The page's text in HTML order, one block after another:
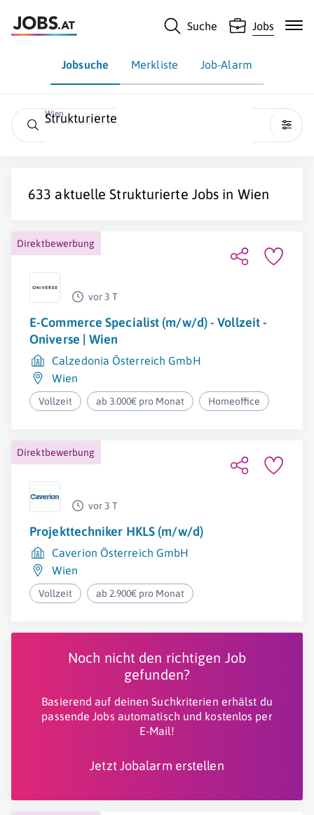
Suche Jobs
Jobsuche Merkliste Job-Alarm
Wien
Strukturierte
633 aktuelleStrukturierte Jobs in Wien
Direktbewerbung
vor 3 T
E-Commerce Specialist (m/w/d) - Vollzeit -
Oniverse | Wien
Calzedonia Österreich GmbH
Wien
Vollzeit ab 3.000€ pro Monat Homeoffice
Direktbewerbung
vor 3 T
Projekttechniker HKLS (m/w/d)
Caverion Österreich GmbH
Wien
Vollzeit ab 2.900€ pro Monat
Noch nicht den richtigen Job
gefunden?
Basierend auf deinen Suchkriterien erhälst du
passende Jobs automatisch und kostenlos per
E-Mail!
Jetzt Jobalarm erstellen